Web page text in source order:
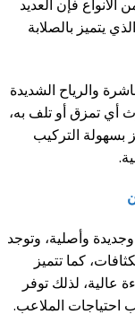
الأنواع فإن العديد
يتميز بالصلابة
والرياح الشديدة
أي تمزق أو تلف به،
بسهولة التركيب
وأصلية، وتوجد
كما تتميز
عالية، لذلك توفر
الملاعب.